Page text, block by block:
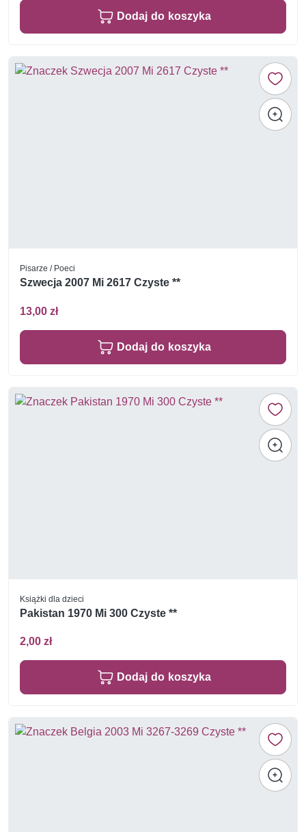
Dodaj do koszyka
Pisarze / Poeci
Szwecja 2007 Mi 2617 Czyste **
13,00 zł
Dodaj do koszyka
Książki dla dzieci
Pakistan 1970 Mi 300 Czyste **
2,00 zł
Dodaj do koszyka